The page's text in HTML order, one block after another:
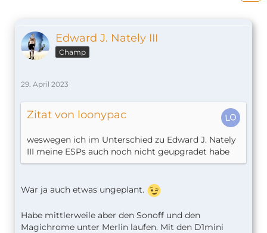
Edward J. Nately III
Champ
29. April 2023
Zitat von loonypac
weswegen ich im Unterschied zu Edward J. Nately
III meine ESPs auch noch nicht geupgradet habe
War ja auch etwas ungeplant.
Habe mittlerweile aber den Sonoff und den
Magichrome unter Merlin laufen. Mit den D1mini